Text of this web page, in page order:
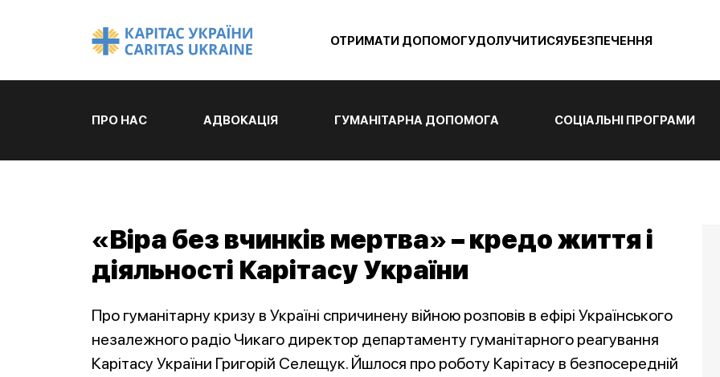
ОТРИМАТИ ДОПОМОГУДОЛУЧИТИСЯУБЕЗПЕЧЕННЯ
ПРО НАС АДВОКАЦІЯ ГУМАНІТАРНА ДОПОМОГА СОЦІАЛЬНІ ПРОГРАМИ
«Віра без вчинків мертва» – кредо життя і
діяльності Карітасу України
Про гуманітарну кризу в Україні спричинену війною розповів в ефірі Українського
незалежного радіо Чикаго директор департаменту гуманітарного реагування
Карітасу України Григорій Селещук. Йшлося про роботу Карітасу в безпосередній